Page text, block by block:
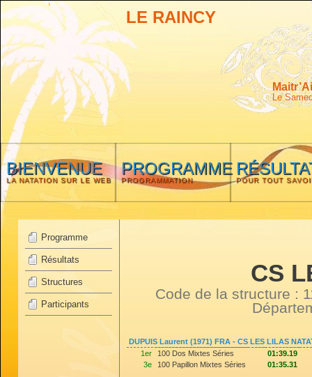
LE RAINCY
Le
BIENVENUE
LA NATATION SUR LE WEB
PROGRAMME
PROGRAMMATION POUR TOUT
Programme
Résultats
Structures
Participants
CS
Code de la structure :
DUPUIS Laurent (1971) FRA - CS LES LILAS
1er
100 Dos Mixtes Séries
01:39.19
3e
100 Papillon Mixtes Séries 01:35.31